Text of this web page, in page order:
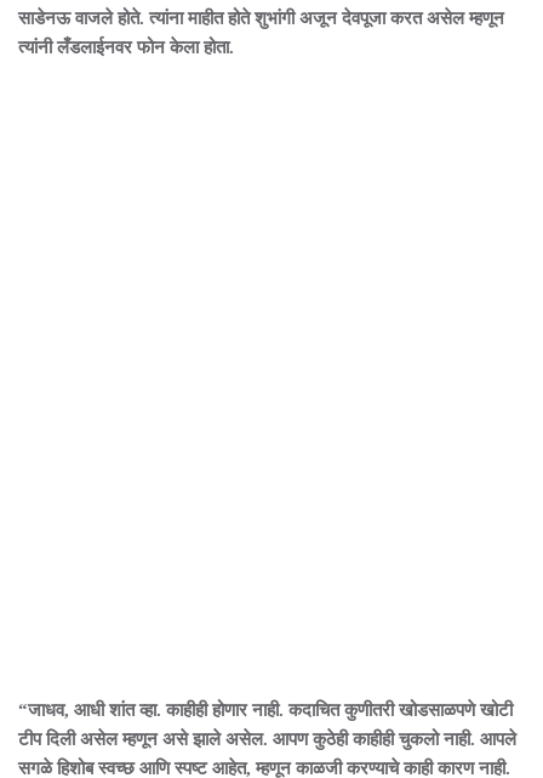
साडेनऊ वाजले होते. त्यांना माहीत होते शुभांगी अजून देवपूजा करत असेल म्हणून
त्यांनी लँडलाईनवर फोन केला होता.
“जाधव, आधी शांत व्हा. काहीही होणार नाही. कदाचित कुणीतरी खोडसाळपणे खोटी
टीप दिली असेल म्हणून असे झाले असेल. आपण कुठेही काहीही चुकलो नाही. आपले
सगळे हिशोब स्वच्छ आणि स्पष्ट आहेत, म्हणून काळजी करण्याचे काही कारण नाही.